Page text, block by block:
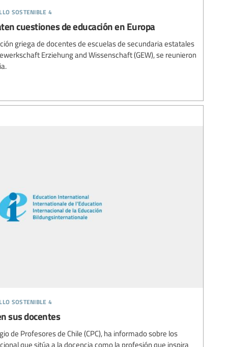
sostenible 4
cuestiones de educación en Europa
griega de docentes de escuelas de secundaria estatales
Erziehung and Wissenschaft (GEW), se reunieron
sostenible 4
sus docentes
de Profesores de Chile (CPC), ha informado sobre los
que sitúa a la docencia como la profesión que inspira